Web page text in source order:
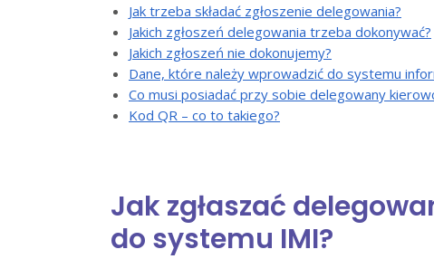
Jak trzeba składać zgłoszenie delegowania?
Jakich zgłoszeń delegowania trzeba dokonywać?
Jakich zgłoszeń nie dokonujemy?
Dane, które należy wprowadzić do systemu
Co musi posiadać przy sobie delegowany
Kod QR – co to takiego?
Jak zgłaszać
do systemu IMI?